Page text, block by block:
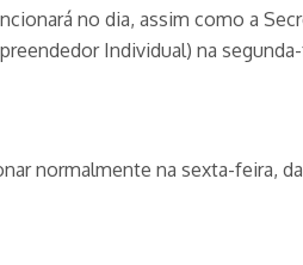
no dia, assim como a
Individual) na
normalmente na sexta-feira,